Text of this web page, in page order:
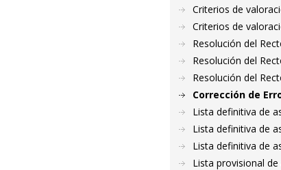
Criterios de
Criterios de
Resolución del
Resolución del
Resolución del
Corrección de
Lista definitiva de
Lista definitiva de
Lista definitiva de
Lista provisional